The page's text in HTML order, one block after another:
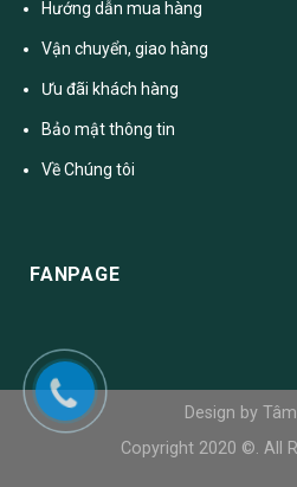
Hướng dẫn mua hàng
Vận chuyển, giao hàng
Ưu đãi khách hàng
Bảo mật thông tin
Về Chúng tôi
FANPAGE
Design by
Copyright 2020 ©. All